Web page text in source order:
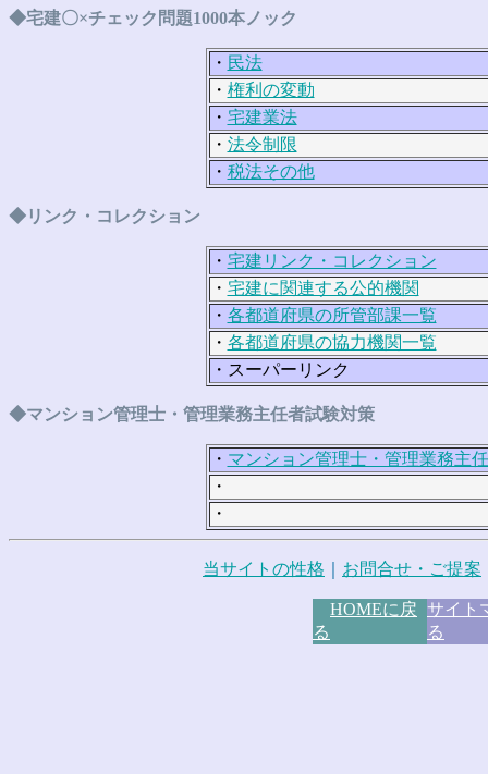
◆宅建〇×チェック問題1000本ノック
・ 民法
・ 権利の変動
・ 宅建業法
・ 法令制限
・ 税法その他
◆リンク・コレクション
・ 宅建リンク・コレクション
・ 宅建に関連する公的機関
・ 各都道府県の所管部課一覧
・ 各都道府県の協力機関一覧
・ スーパーリンク
◆マンション管理士・管理業務主任者試験対策
・ マンション管理士・管理業務主
・
・
当サイトの性格 お問合せ・ご提案
HOMEに戻
る
サイト
る